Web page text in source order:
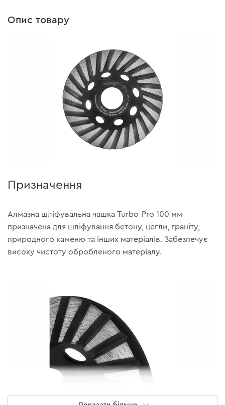
Опис товару
Призначення
Алмазна шліфувальна чашка Turbo-Pro 100 мм
призначена для шліфування бетону, цегли, граніту,
природного каменю та інших матеріалів. Забезпечує
високу чистоту обробленого матеріалу.